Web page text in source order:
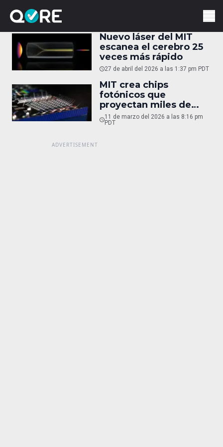
Nuevo láser del MIT
escanea el cerebro 25
veces más rápido
27 de abril del 2026 a las 1:37 pm PDT
MIT crea chips
fotónicos que
proyectan miles de
láseres
11 de marzo del 2026 a las 8:16 pm
PDT